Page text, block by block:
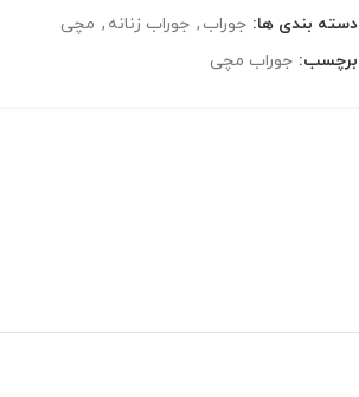
دسته بندی ها: جوراب , جوراب زنانه , مچی
برچسب: جوراب مچی